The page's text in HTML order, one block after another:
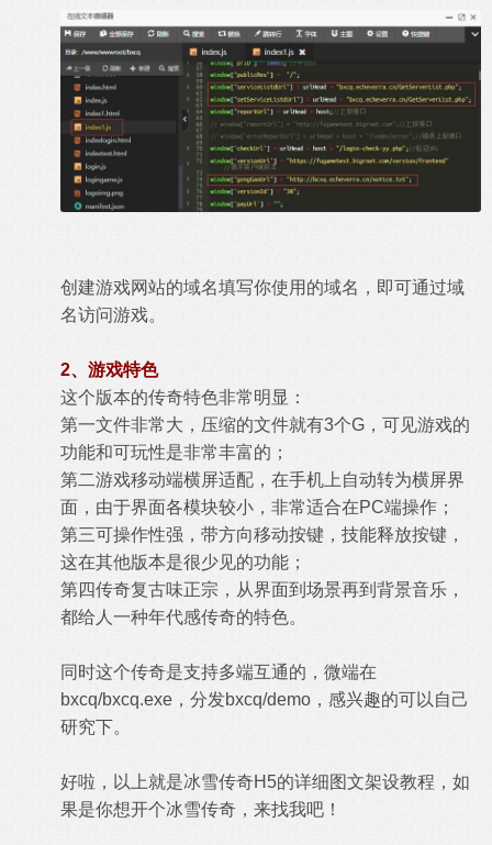
创建游戏网站的域名填写你使用的域名，即可通过域
名访问游戏。
2、游戏特色
这个版本的传奇特色非常明显：
第一文件非常大，压缩的文件就有3个G，可见游戏的
功能和可玩性是非常丰富的；
第二游戏移动端横屏适配，在手机上自动转为横屏界
面，由于界面各模块较小，非常适合在PC端操作；
第三可操作性强，带方向移动按键，技能释放按键，
这在其他版本是很少见的功能；
第四传奇复古味正宗，从界面到场景再到背景音乐，
都给人一种年代感传奇的特色。
同时这个传奇是支持多端互通的，微端在​​
bxcq/bxcq.exe​​​，分发​​bxcq/demo​​，感兴趣的可以自己
研究下。
好啦，以上就是冰雪传奇H5的详细图文架设教程，如
果是你想开个冰雪传奇，来找我吧！